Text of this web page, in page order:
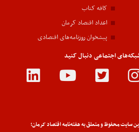
کافه کتاب
اعداد اقتصاد کرمان
پیشخوان روزنامه‌های اقتصادی
اجتماعی دنبال کنید
سایت محفوظ و متعلق به هفته‌نامه اقتصاد کرمان؛